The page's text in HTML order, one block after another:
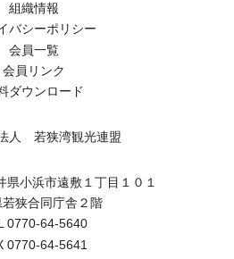
組織情報
バシーポリシー
会員一覧
会員リンク
ダウンロード
人 若狭湾観光連盟
県小浜市遠敷１丁目１０１
狭合同庁舎２階
0770-64-5640
0770-64-5641